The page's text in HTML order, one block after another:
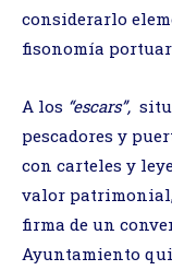
considerarlo
fisonomía
A los “escars”,
pescadores y
con carteles y
valor patrimonial,
firma de un
Ayuntamiento